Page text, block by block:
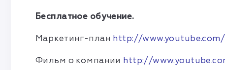
Бесплатное обучение.
Маркетинг-план http://www.youtube.com/
Фильм о компании http://